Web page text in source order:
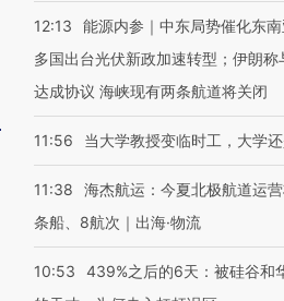
航飞行员跨国走私7万
摇头丸 尿检体内含3种
视线｜被称为“蟑螂”
度Z世代 用街头抗争
育部长拱下台
推广】走进第四届链博
，让数智科技“链”接产
【特别呈现】寻找
有意思的生活方式·
12:13
能源内参｜中东局势催化东
多国出台光伏新政加速转型；伊朗称
达成协议 海峡现有两条航道将关闭
11:56 当大学教授变临时工，大学
11:38
海杰航运：今夏北极航道运
条船、8航次｜出海·物流
10:53
439%之后的6天：被硅谷和